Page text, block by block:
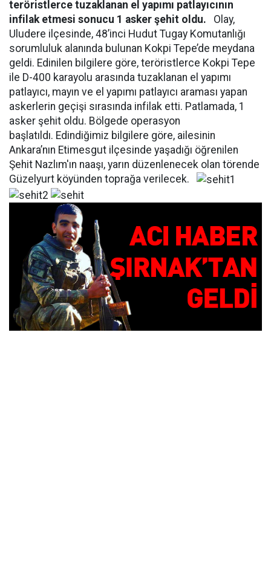
teröristlerce tuzaklanan el yapımı patlayıcının
infilak etmesi sonucu 1 asker şehit oldu. Olay,
Uludere ilçesinde, 48’inci Hudut Tugay Komutanlığı
sorumluluk alanında bulunan Kokpi Tepe’de meydana
geldi. Edinilen bilgilere göre, teröristlerce Kokpi Tepe
ile D-400 karayolu arasında tuzaklanan el yapımı
patlayıcı, mayın ve el yapımı patlayıcı araması yapan
askerlerin geçişi sırasında infilak etti. Patlamada, 1
asker şehit oldu. Bölgede operasyon
başlatıldı. Edindiğimiz bilgilere göre, ailesinin
Ankara’nın Etimesgut ilçesinde yaşadığı öğrenilen
Şehit Nazlım'ın naaşı, yarın düzenlenecek olan törende
Güzelyurt köyünden toprağa verilecek.